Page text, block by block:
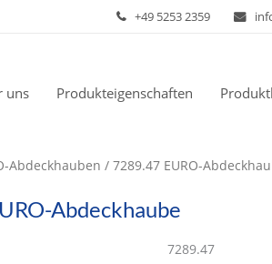
+49 5253 2359
uns Produkteigenschaften
Abdeckhauben / 7289.47 EURO-
Abdeckhaube
7289.47